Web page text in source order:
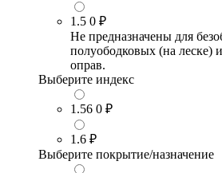
1.5 0 ₽
Не предназначены для
полуободковых (на леске)
оправ.
Выберите индекс
1.56 0 ₽
1.6 ₽
Выберите покрытие/назначение